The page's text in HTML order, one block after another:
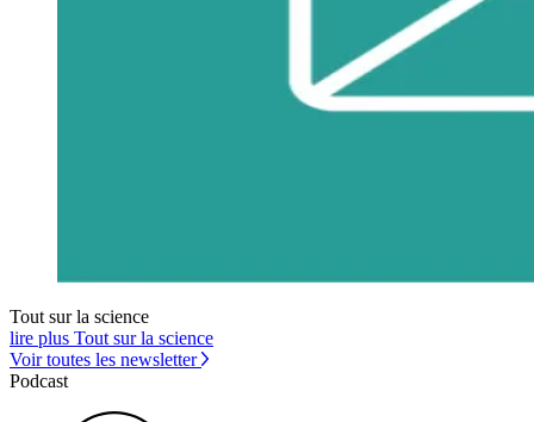
Tout sur la science
lire plus Tout sur la science
Voir toutes les newsletter
Podcast